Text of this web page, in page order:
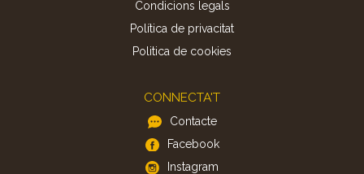
Condicions legals
Política de privacitat
Politica de cookies
CONNECTA'T
Contacte
Facebook
Instagram